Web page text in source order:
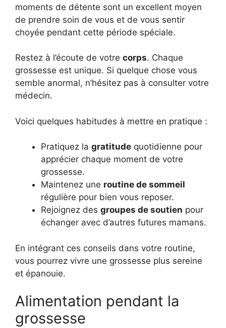
moments de détente sont un excellent moyen
de prendre soin de vous et de vous sentir
choyée pendant cette période spéciale.
Restez à l’écoute de votre corps. Chaque
grossesse est unique. Si quelque chose vous
semble anormal, n’hésitez pas à consulter votre
médecin.
Voici quelques habitudes à mettre en pratique :
Pratiquez la gratitude quotidienne pour
apprécier chaque moment de votre
grossesse.
Maintenez une routine de sommeil
régulière pour bien vous reposer.
Rejoignez des groupes de soutien pour
échanger avec d’autres futures mamans.
En intégrant ces conseils dans votre routine,
vous pourrez vivre une grossesse plus sereine
et épanouie.
Alimentation pendant la
grossesse